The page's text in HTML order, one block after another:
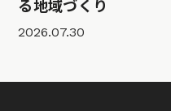
る地域づくり
2026.07.30